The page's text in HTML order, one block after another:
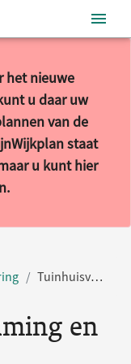
het nieuwe
u daar uw
van de
staat
u kunt hier
Tuinhuisverduurzaming en speeltoestel
en